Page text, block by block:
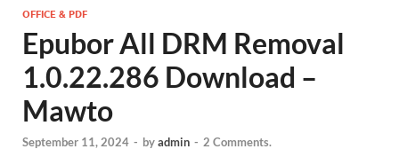
OFFICE & PDF
Epubor All DRM Removal
1.0.22.286 Download –
Mawto
September 11, 2024 - byadmin - 2 Comments.